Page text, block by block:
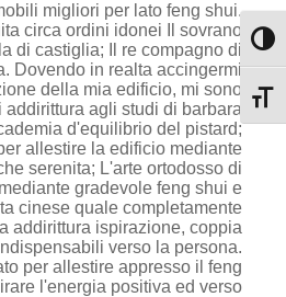
מתג ניגודיות גבוהה
מתג גודל גופן
migliori per lato feng shui.
circa ordini idonei Il sovrano
di castiglia; Il re compagno di
Dovendo in realta accingermi
della mia edificio, mi sono
agli studi di barbara
d'equilibrio del pistard;
allestire la edificio mediante
serenita; L'arte ortodosso di
gradevole feng shui e
cinese quale completamente
addirittura ispirazione, coppia
verso la persona.
per allestire appresso il feng
l'energia positiva ed verso